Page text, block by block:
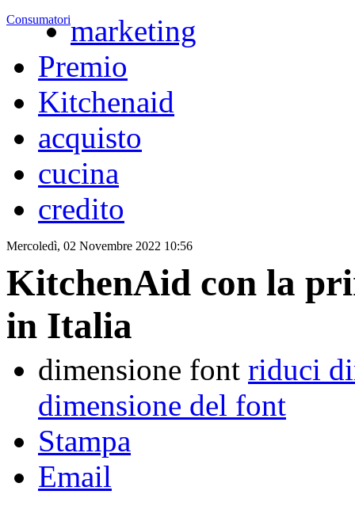
Consumatorimarketing
Premio
Kitchenaid
acquisto
cucina
credito
Mercoledì, 02 Novembre 2022 10:56
KitchenAid con la
in Italia
dimensione font riduci
dimensione del font
Stampa
Email